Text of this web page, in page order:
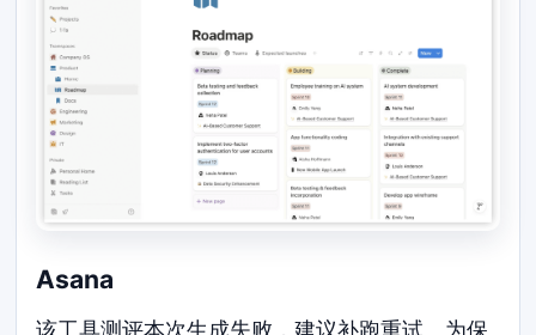
Asana
该工具测评本次生成失败，建议补跑重试。为保